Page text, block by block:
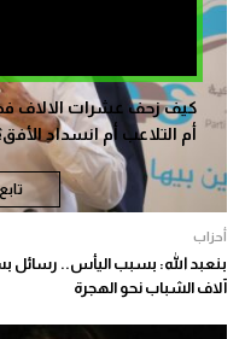
كيف زحف عشرات الالاف
أم التلاعب أم انسداد
أحزاب
بنعبد الله: بسبب اليأس.. رسائل
آلاف الشباب نحو الهجرة